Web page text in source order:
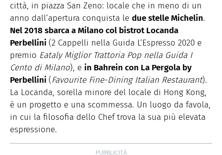
città, in piazza San Zeno: locale che in meno di un
anno dall’apertura conquista le due stelle Michelin.
Nel 2018 sbarca a Milano col bistrot Locanda
Perbellini (2 Cappelli nella Guida L’Espresso 2020 e
premio Eataly Miglior Trattoria Pop nella Guida I
Cento di Milano), e in Bahrein con La Pergola by
Perbellini (Favourite Fine-Dining Italian Restaurant).
La Locanda, sorella minore del locale di Hong Kong,
è un progetto e una scommessa. Un luogo da favola,
in cui la filosofia dello Chef trova la sua più elevata
espressione.